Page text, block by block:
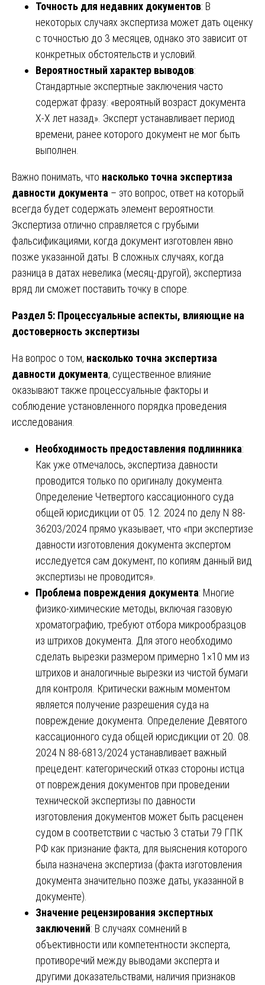
Точность для недавних документов: В
некоторых случаях экспертиза может дать оценку
с точностью до 3 месяцев, однако это зависит от
конкретных обстоятельств и условий.
Вероятностный характер выводов:
Стандартные экспертные заключения часто
содержат фразу: «вероятный возраст документа
X-X лет назад». Эксперт устанавливает период
времени, ранее которого документ не мог быть
выполнен.
Важно понимать, что насколько точна экспертиза
давности документа – это вопрос, ответ на который
всегда будет содержать элемент вероятности.
Экспертиза отлично справляется с грубыми
фальсификациями, когда документ изготовлен явно
позже указанной даты. В сложных случаях, когда
разница в датах невелика (месяц-другой), экспертиза
вряд ли сможет поставить точку в споре.
Раздел 5: Процессуальные аспекты, влияющие на
достоверность экспертизы
На вопрос о том, насколько точна экспертиза
давности документа, существенное влияние
оказывают также процессуальные факторы и
соблюдение установленного порядка проведения
исследования.
Необходимость предоставления подлинника:
Как уже отмечалось, экспертиза давности
проводится только по оригиналу документа.
Определение Четвертого кассационного суда
общей юрисдикции от 05. 12. 2024 по делу N 88-
36203/2024 прямо указывает, что «при экспертизе
давности изготовления документа экспертом
исследуется сам документ, по копиям данный вид
экспертизы не проводится».
Проблема повреждения документа: Многие
физико-химические методы, включая газовую
хроматографию, требуют отбора микрообразцов
из штрихов документа. Для этого необходимо
сделать вырезки размером примерно 1×10 мм из
штрихов и аналогичные вырезки из чистой бумаги
для контроля. Критически важным моментом
является получение разрешения суда на
повреждение документа. Определение Девятого
кассационного суда общей юрисдикции от 20. 08.
2024 N 88-6813/2024 устанавливает важный
прецедент: категорический отказ стороны истца
от повреждения документов при проведении
технической экспертизы по давности
изготовления документов может быть расценен
судом в соответствии с частью 3 статьи 79 ГПК
РФ как признание факта, для выяснения которого
была назначена экспертиза (факта изготовления
документа значительно позже даты, указанной в
документе).
Значение рецензирования экспертных
заключений: В случаях сомнений в
объективности или компетентности эксперта,
противоречий между выводами эксперта и
другими доказательствами, наличия признаков